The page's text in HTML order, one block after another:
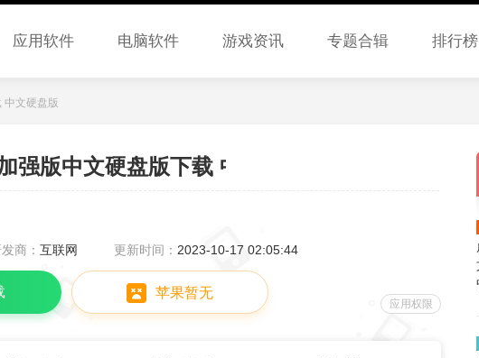
应用软件 电脑软件 游戏资讯 专题合辑 排行榜
中文硬盘版
强版中文硬盘版下载 中文硬盘版
商： 互联网 更新时间： 2023-10-17 02:05:44
苹果暂无
应用权限